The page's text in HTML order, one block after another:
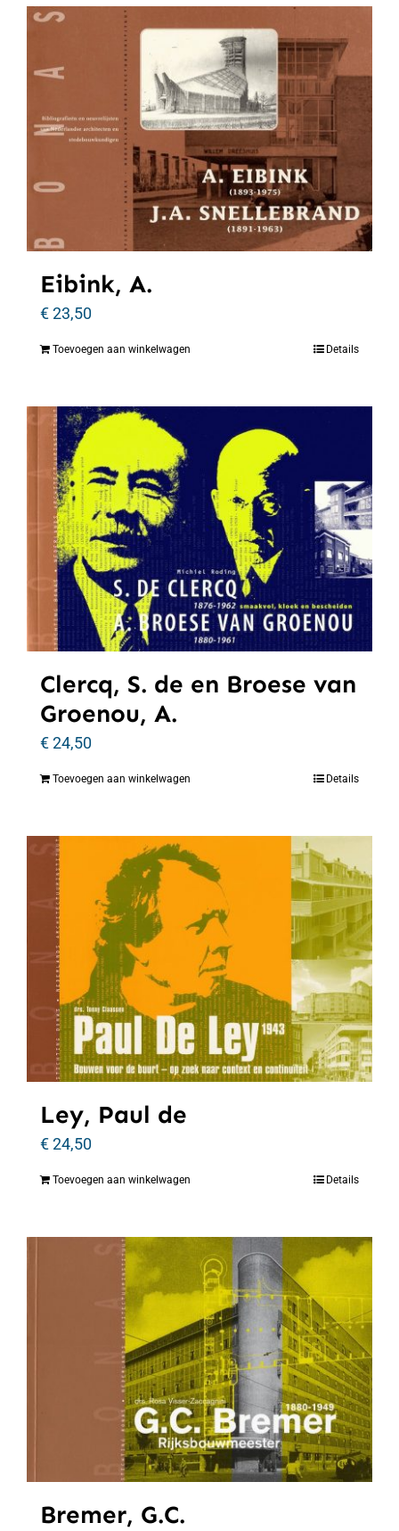
Eibink, A.
€23,50
Toevoegen aan winkelwagen Details
Clercq, S. de en Broese van
Groenou, A.
€24,50
Toevoegen aan winkelwagen Details
Ley, Paul de
€24,50
Toevoegen aan winkelwagen Details
Bremer, G.C.